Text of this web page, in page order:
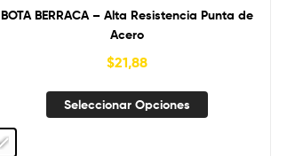
BOTA BERRACA – Alta Resistencia Punta de
Acero
$21,88
Seleccionar Opciones